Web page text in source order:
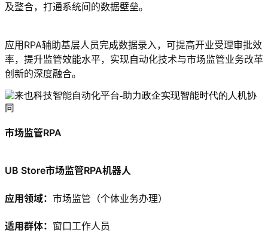
及整合，打通系统间的数据壁垒。
应用RPA辅助基层人员完成数据录入，可提高开业受理审批效
率，提升监管效能水平，实现自动化技术与市场监管业务改革
创新的深度融合。
市场监管RPA
UB Store市场监管RPA机器人
应用领域： 市场监管（个体业务办理）
适用群体： 窗口工作人员